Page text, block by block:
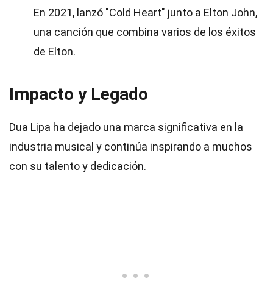
En 2021, lanzó "Cold Heart" junto a Elton John,
una canción que combina varios de los éxitos
de Elton.
Impacto y Legado
Dua Lipa ha dejado una marca significativa en la
industria musical y continúa inspirando a muchos
con su talento y dedicación.